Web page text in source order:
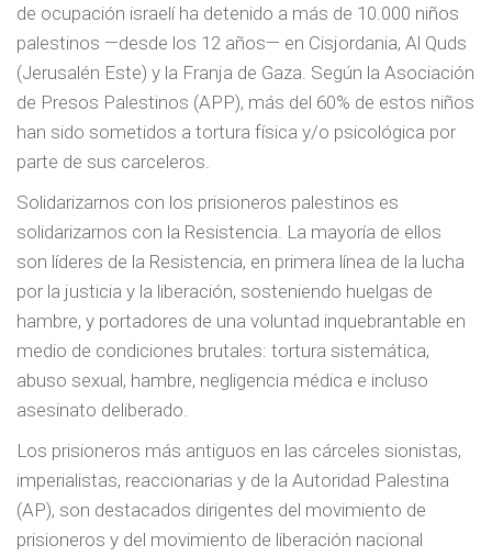
de ocupación israelí ha detenido a más de 10.000 niños
palestinos —desde los 12 años— en Cisjordania, Al Quds
(Jerusalén Este) y la Franja de Gaza. Según la Asociación
de Presos Palestinos (APP), más del 60% de estos niños
han sido sometidos a tortura física y/o psicológica por
parte de sus carceleros.
Solidarizarnos con los prisioneros palestinos es
solidarizarnos con la Resistencia. La mayoría de ellos
son líderes de la Resistencia, en primera línea de la lucha
por la justicia y la liberación, sosteniendo huelgas de
hambre, y portadores de una voluntad inquebrantable en
medio de condiciones brutales: tortura sistemática,
abuso sexual, hambre, negligencia médica e incluso
asesinato deliberado.
Los prisioneros más antiguos en las cárceles sionistas,
imperialistas, reaccionarias y de la Autoridad Palestina
(AP), son destacados dirigentes del movimiento de
prisioneros y del movimiento de liberación nacional